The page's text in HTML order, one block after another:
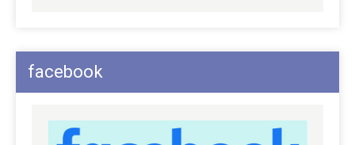
facebook